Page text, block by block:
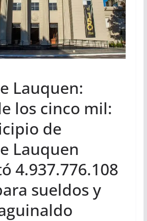
Lauquen:
los cinco mil:
de
Lauquen
4.937.776.108
sueldos y